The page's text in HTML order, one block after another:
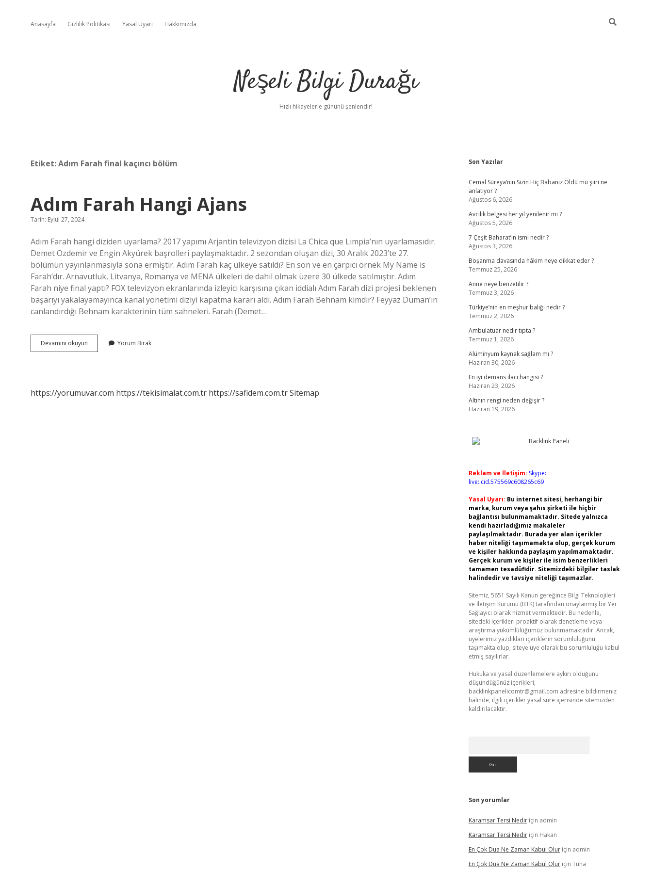
Anasayfa Gizlilik Politikası Yasal Uyarı Hakkımızda
Neşeli Bilgi Durağı
Hızlı hikayelerle gününü şenlendir!
Etiket:Adım Farah final kaçıncı bölüm
Adım Farah Hangi Ajans
Tarih: Eylül 27, 2024
Adım Farah hangi diziden uyarlama? 2017 yapımı Arjantin televizyon dizisi La Chica que Limpia’nın uyarlamasıdır.
Demet Özdemir ve Engin Akyürek başrolleri paylaşmaktadır. 2 sezondan oluşan dizi, 30 Aralık 2023’te 27.
bölümün yayınlanmasıyla sona ermiştir. Adım Farah kaç ülkeye satıldı? En son ve en çarpıcı örnek My Name is
Farah’dır. Arnavutluk, Litvanya, Romanya ve MENA ülkeleri de dahil olmak üzere 30 ülkede satılmıştır. Adım
Farah niye final yaptı? FOX televizyon ekranlarında izleyici karşısına çıkan iddialı Adım Farah dizi projesi beklenen
başarıyı yakalayamayınca kanal yönetimi diziyi kapatma kararı aldı. Adım Farah Behnam kimdir? Feyyaz Duman’ın
canlandırdığı Behnam karakterinin tüm sahneleri. Farah (Demet…
Devamını okuyun
Farah
Yorum Bırak
https://yorumuvar.com https://tekisimalat.com.tr https://safidem.com.trSitemap
Sidebar
Son Yazılar
Cemal Süreya’nın Sizin Hiç Babanız Öldü mü şiiri ne
anlatıyor ?
Ağustos 6, 2026
Avcılık belgesi her yıl yenilenir mi ?
Ağustos 5, 2026
7 Çeşit Baharat’ın ismi nedir ?
Ağustos 3, 2026
Boşanma davasında hâkim neye dikkat eder ?
Temmuz 25, 2026
Anne neye benzetilir ?
Temmuz 3, 2026
Türkiye’nin en meşhur balığı nedir ?
Temmuz 2, 2026
Ambulatuar nedir tıpta ?
Temmuz 1, 2026
Alüminyum kaynak sağlam mı ?
Haziran 30, 2026
En iyi demans ilacı hangisi ?
Haziran 23, 2026
Altının rengi neden değişir ?
Haziran 19, 2026
Reklam ve İletişim: Skype:
live:.cid.575569c608265c69
Yasal Uyarı: Bu internet sitesi, herhangi bir
marka, kurum veya şahıs şirketi ile hiçbir
bağlantısı bulunmamaktadır. Sitede yalnızca
kendi hazırladığımız makaleler
paylaşılmaktadır. Burada yer alan içerikler
haber niteliği taşımamakta olup, gerçek kurum
ve kişiler hakkında paylaşım yapılmamaktadır.
Gerçek kurum ve kişiler ile isim benzerlikleri
tamamen tesadüfidir. Sitemizdeki bilgiler taslak
halindedir ve tavsiye niteliği taşımazlar.
Sitemiz, 5651 Sayılı Kanun gereğince Bilgi Teknolojileri
ve İletişim Kurumu (BTK) tarafından onaylanmış bir Yer
Sağlayıcı olarak hizmet vermektedir. Bu nedenle,
sitedeki içerikleri proaktif olarak denetleme veya
araştırma yükümlülüğümüz bulunmamaktadır. Ancak,
üyelerimiz yazdıkları içeriklerin sorumluluğunu
taşımakta olup, siteye üye olarak bu sorumluluğu kabul
etmiş sayılırlar.
Hukuka ve yasal düzenlemelere aykırı olduğunu
düşündüğünüz içerikleri,
backlinkpanelicomtr@gmail.com adresine bildirmeniz
halinde, ilgili içerikler yasal süre içerisinde sitemizden
kaldırılacaktır.
Son yorumlar
Karamsar Tersi Nediriçin admin
Karamsar Tersi Nediriçin Hakan
En Çok Dua Ne Zaman Kabul Oluriçin admin
En Çok Dua Ne Zaman Kabul Oluriçin Tuna